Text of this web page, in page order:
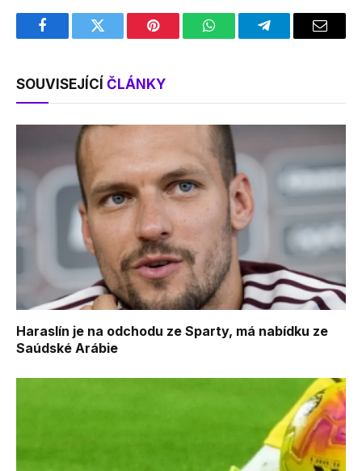
FacebookTwitter Pinterest WhatsAppTelegramEmail
SOUVISEJÍCÍ ČLÁNKY
Haraslín je na odchodu ze Sparty, má nabídku ze
Saúdské Arábie